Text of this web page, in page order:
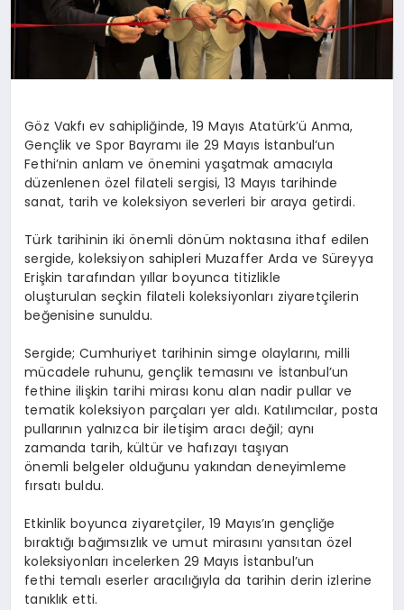
Göz Vakfı ev sahipliğinde, 19 Mayıs Atatürk’ü Anma,
Gençlik ve Spor Bayramı ile 29 Mayıs İstanbul’un
Fethi’nin anlam ve önemini yaşatmak amacıyla
düzenlenen özel filateli sergisi, 13 Mayıs tarihinde
sanat, tarih ve koleksiyon severleri bir araya getirdi.
Türk tarihinin iki önemli dönüm noktasına ithaf edilen
sergide, koleksiyon sahipleri Muzaffer Arda ve Süreyya
Erişkin tarafından yıllar boyunca titizlikle
oluşturulan seçkin filateli koleksiyonları ziyaretçilerin
beğenisine sunuldu.
Sergide; Cumhuriyet tarihinin simge olaylarını, milli
mücadele ruhunu, gençlik temasını ve İstanbul’un
fethine ilişkin tarihi mirası konu alan nadir pullar ve
tematik koleksiyon parçaları yer aldı. Katılımcılar, posta
pullarının yalnızca bir iletişim aracı değil; aynı
zamanda tarih, kültür ve hafızayı taşıyan
önemli belgeler olduğunu yakından deneyimleme
fırsatı buldu.
Etkinlik boyunca ziyaretçiler, 19 Mayıs’ın gençliğe
bıraktığı bağımsızlık ve umut mirasını yansıtan özel
koleksiyonları incelerken 29 Mayıs İstanbul’un
fethi temalı eserler aracılığıyla da tarihin derin izlerine
tanıklık etti.